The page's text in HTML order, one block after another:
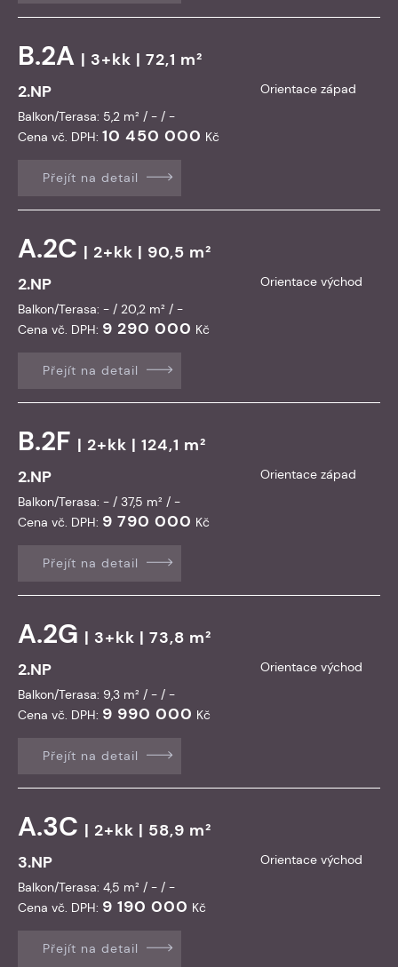
B.2A | 3+kk | 72,1 m²
2.NP
Orientace západ
Balkon/Terasa: 5,2 m² / - / -
Cena vč. DPH: 10 450 000 Kč
Přejít na detail
A.2C | 2+kk | 90,5 m²
2.NP
Orientace východ
Balkon/Terasa: - / 20,2 m² / -
Cena vč. DPH: 9 290 000 Kč
Přejít na detail
B.2F | 2+kk | 124,1 m²
2.NP
Orientace západ
Balkon/Terasa: - / 37,5 m² / -
Cena vč. DPH: 9 790 000 Kč
Přejít na detail
A.2G | 3+kk | 73,8 m²
2.NP
Orientace východ
Balkon/Terasa: 9,3 m² / - / -
Cena vč. DPH: 9 990 000 Kč
Přejít na detail
A.3C | 2+kk | 58,9 m²
3.NP
Orientace východ
Balkon/Terasa: 4,5 m² / - / -
Cena vč. DPH: 9 190 000 Kč
Přejít na detail